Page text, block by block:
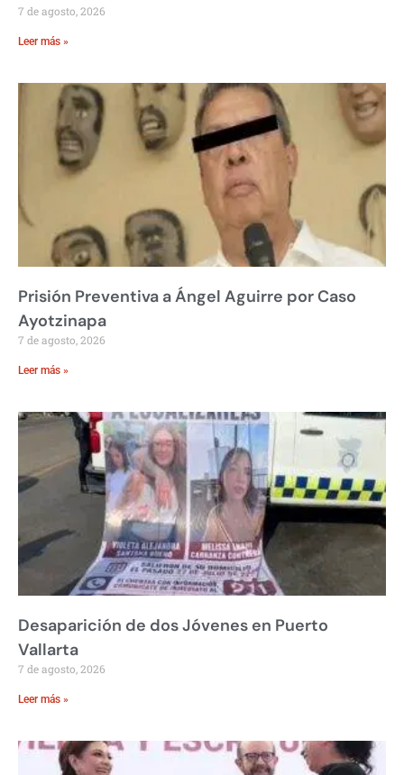
7 de agosto, 2026
Leer más »
Prisión Preventiva a Ángel Aguirre por Caso
Ayotzinapa
7 de agosto, 2026
Leer más »
Desaparición de dos Jóvenes en Puerto
Vallarta
7 de agosto, 2026
Leer más »